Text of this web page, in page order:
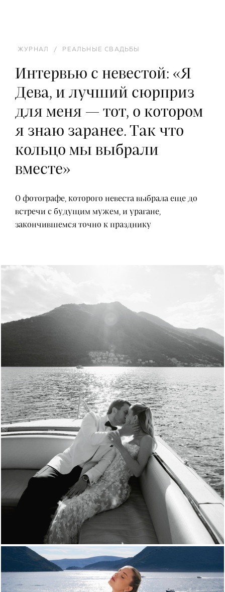
ЖУРНАЛ / РЕАЛЬНЫЕ СВАДЬБЫ
Интервью с невестой: «Я
Дева, и лучший сюрприз
для меня — тот, о котором
я знаю заранее. Так что
кольцо мы выбрали
вместе»
О фотографе, которого невеста выбрала еще до
встречи с будущим мужем, и урагане,
закончившемся точно к празднику